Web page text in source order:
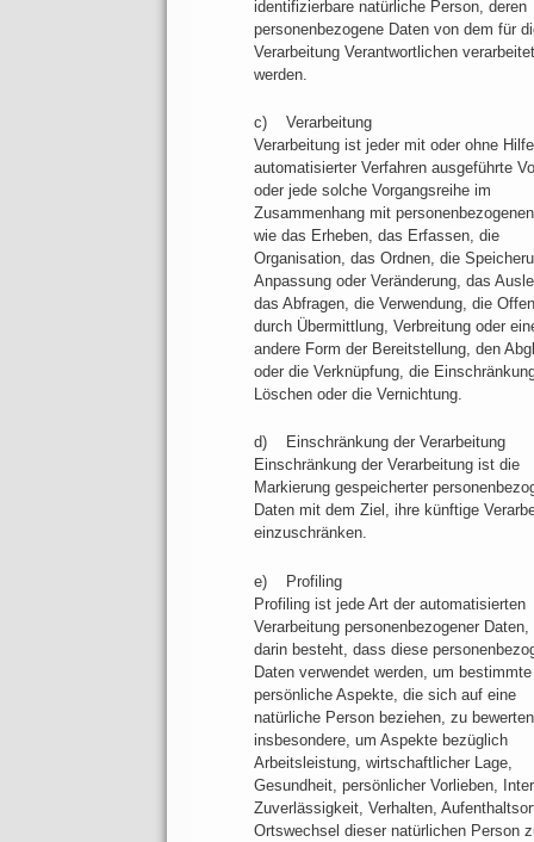
identifizierbare natürliche Person, deren
personenbezogene Daten von dem für
Verarbeitung Verantwortlichen verarbeitet
werden.
c) Verarbeitung
Verarbeitung ist jeder mit oder ohne Hilfe
automatisierter Verfahren ausgeführte
oder jede solche Vorgangsreihe im
Zusammenhang mit
wie das Erheben, das Erfassen, die
Organisation, das Ordnen, die
Anpassung oder Veränderung, das
das Abfragen, die Verwendung, die
durch Übermittlung, Verbreitung oder
andere Form der Bereitstellung, den
oder die Verknüpfung, die
Löschen oder die Vernichtung.
d) Einschränkung der Verarbeitung
Einschränkung der Verarbeitung ist die
Markierung gespeicherter
Daten mit dem Ziel, ihre künftige
einzuschränken.
e) Profiling
Profiling ist jede Art der automatisierten
Verarbeitung personenbezogener Daten,
darin besteht, dass diese
Daten verwendet werden, um bestimmte
persönliche Aspekte, die sich auf eine
natürliche Person beziehen, zu
insbesondere, um Aspekte bezüglich
Arbeitsleistung, wirtschaftlicher Lage,
Gesundheit, persönlicher Vorlieben,
Zuverlässigkeit, Verhalten,
Ortswechsel dieser natürlichen Person